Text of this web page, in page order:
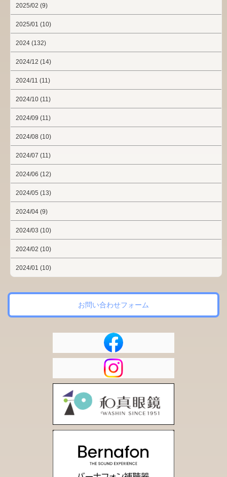
2025/02 (9)
2025/01 (10)
2024 (132)
2024/12 (14)
2024/11 (11)
2024/10 (11)
2024/09 (11)
2024/08 (10)
2024/07 (11)
2024/06 (12)
2024/05 (13)
2024/04 (9)
2024/03 (10)
2024/02 (10)
2024/01 (10)
お問い合わせフォーム